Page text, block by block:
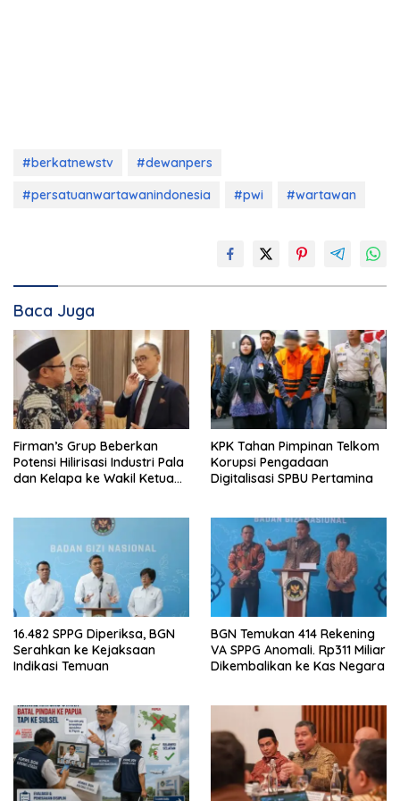
#berkatnewstv
#dewanpers
#persatuanwartawanindonesia
#pwi #wartawan
Baca Juga
Firman’s Grup Beberkan
Potensi Hilirisasi Industri Pala
dan Kelapa ke Wakil Ketua
KPK Tahan Pimpinan Telkom
Korupsi Pengadaan
Digitalisasi SPBU Pertamina
16.482 SPPG Diperiksa, BGN
Serahkan ke Kejaksaan
Indikasi Temuan
BGN Temukan 414 Rekening
VA SPPG Anomali. Rp311 Miliar
Dikembalikan ke Kas Negara